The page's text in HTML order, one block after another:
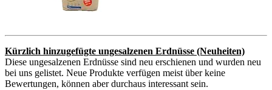
Kürzlich hinzugefügte ungesalzenen Erdnüsse (Neuheiten)
Diese ungesalzenen Erdnüsse sind neu erschienen und wurden neu
bei uns gelistet. Neue Produkte verfügen meist über keine
Bewertungen, können aber durchaus interessant sein.